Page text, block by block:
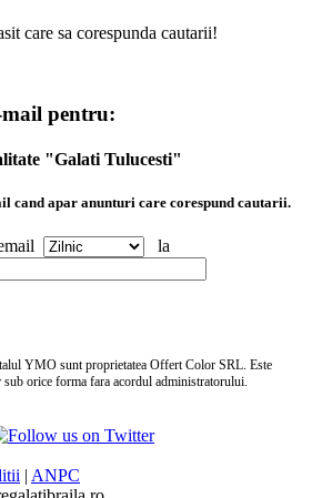
care sa corespunda cautarii!
pentru:
"Galati Tulucesti"
cand apar anunturi care corespund cautarii.
la
YMO sunt proprietatea Offert Color SRL. Este
orice forma fara acordul administratorului.
| ANPC